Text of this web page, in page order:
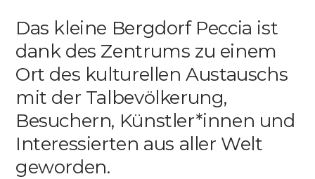
Das kleine Bergdorf Peccia ist
dank des Zentrums zu einem
Ort des kulturellen Austauschs
mit der Talbevölkerung,
Besuchern, Künstler*innen und
Interessierten aus aller Welt
geworden.